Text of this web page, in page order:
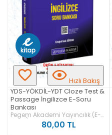
Hızlı Bakış
YDS-YÖKDİL-YDT Cloze Test &
Passage İngilizce E-Soru
Bankası
Pegem Akademi Yayıncılık (E-
Kitap) 80,00 TL